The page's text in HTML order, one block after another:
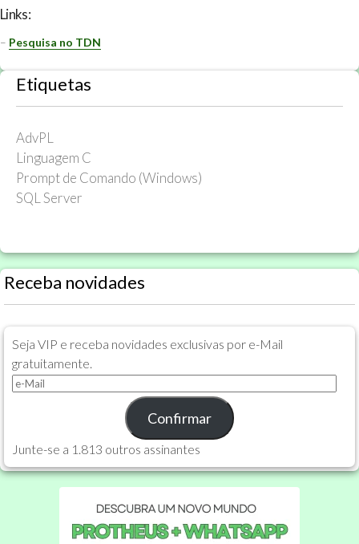
Links:
– Pesquisa no TDN
Etiquetas
AdvPL
Linguagem C
Prompt de Comando (Windows)
SQL Server
Receba novidades
Seja VIP e receba novidades exclusivas por e-Mail
gratuitamente.
e-
Confirmar
Junte-se a 1.813 outros assinantes